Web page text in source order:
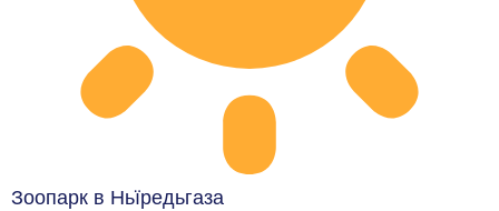
Зоопарк в Ньїредьгаза